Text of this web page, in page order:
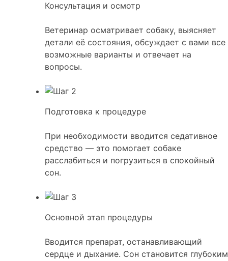
Консультация и осмотр
Ветеринар осматривает собаку, выясняет
детали её состояния, обсуждает с вами все
возможные варианты и отвечает на
вопросы.
Подготовка к процедуре
При необходимости вводится седативное
средство — это помогает собаке
расслабиться и погрузиться в спокойный
сон.
Основной этап процедуры
Вводится препарат, останавливающий
сердце и дыхание. Сон становится глубоким